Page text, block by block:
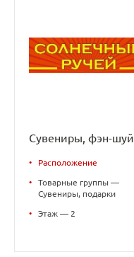
Сувениры, фэн-шуй
• Расположение
•
Товарные группы —
Сувениры, подарки
• Этаж — 2